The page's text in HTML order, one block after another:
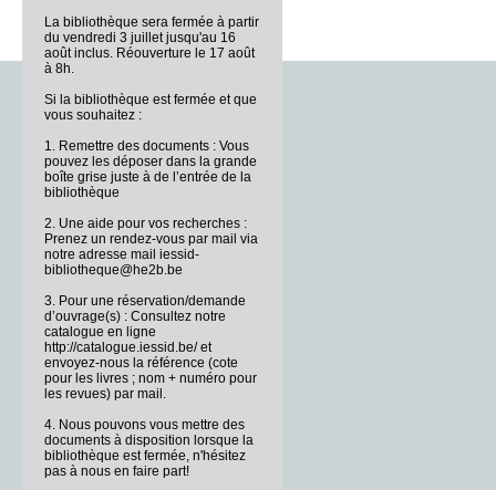
La bibliothèque sera fermée à partir
du vendredi 3 juillet jusqu'au 16
août inclus. Réouverture le 17 août
à 8h.
Si la bibliothèque est fermée et que
vous souhaitez :
1. Remettre des documents : Vous
pouvez les déposer dans la grande
boîte grise juste à de l’entrée de la
bibliothèque
2. Une aide pour vos recherches :
Prenez un rendez-vous par mail via
notre adresse mail iessid-
bibliotheque@he2b.be
3. Pour une réservation/demande
d’ouvrage(s) : Consultez notre
catalogue en ligne
http://catalogue.iessid.be/ et
envoyez-nous la référence (cote
pour les livres ; nom + numéro pour
les revues) par mail.
4. Nous pouvons vous mettre des
documents à disposition lorsque la
bibliothèque est fermée, n'hésitez
pas à nous en faire part!